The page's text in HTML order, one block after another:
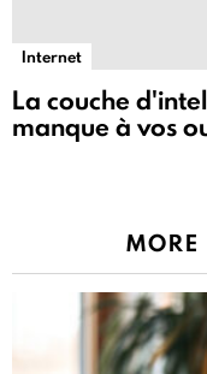
Internet
La couche
manque à vos
MORE